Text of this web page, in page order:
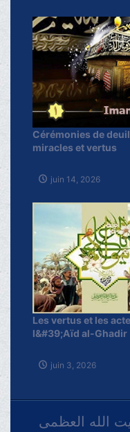
Cérémonies de
miracles et vertus
juin 14, 2026
Les vertus et les
l&#39;Aïd al-Ghadir
juin 3, 2026
الله العظمی